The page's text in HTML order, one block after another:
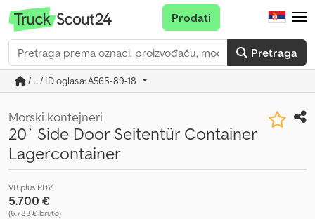
Pretraga
Prodati
/ ... / ID oglasa: A565-89-18
Morski kontejneri
20` Side Door Seitentür Container
Lagercontainer
VB plus PDV
5.700 €
(6.783 € bruto)